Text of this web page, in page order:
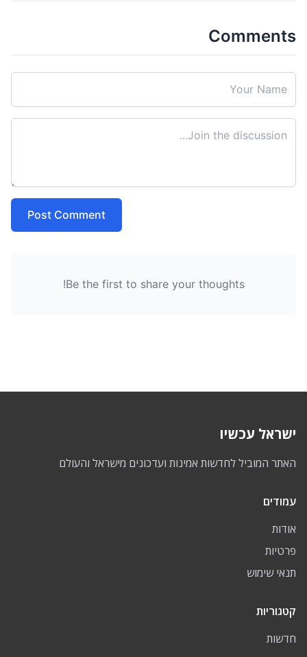
Comments
Post Comment
Be the first to share your thoughts!
ישראל עכשיו
האתר המוביל לחדשות אמינות ועדכונים מישראל והעולם
עמודים
אודות
פרטיות
תנאי שימוש
קטגוריות
חדשות